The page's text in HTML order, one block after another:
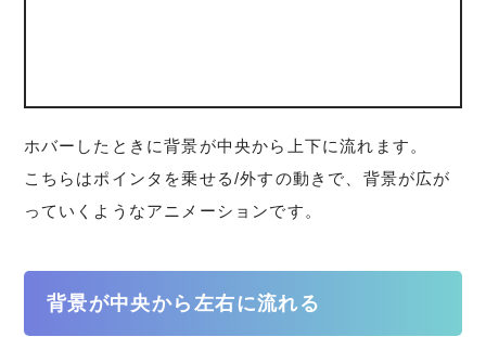
ホバーしたときに背景が中央から上下に流れます。
こちらはポインタを乗せる/外すの動きで、背景が広が
っていくようなアニメーションです。
背景が中央から左右に流れる